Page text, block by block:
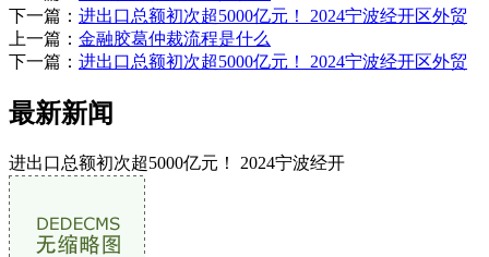
下一篇： 进出口总额初次超5000亿元！ 2024宁波经开区外贸
上一篇： 金融胶葛仲裁流程是什么
下一篇： 进出口总额初次超5000亿元！ 2024宁波经开区外贸
最新新闻
进出口总额初次超5000亿元！ 2024宁波经开